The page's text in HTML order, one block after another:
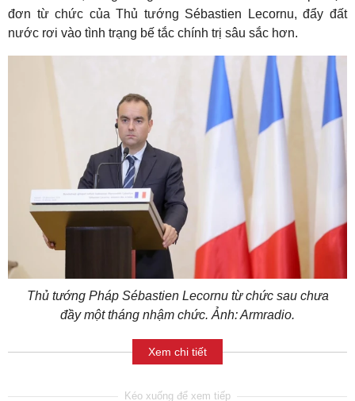
đơn từ chức của Thủ tướng Sébastien Lecornu, đẩy đất
nước rơi vào tình trạng bế tắc chính trị sâu sắc hơn.
Thủ tướng Pháp Sébastien Lecornu từ chức sau chưa
đầy một tháng nhậm chức. Ảnh: Armradio.
Xem chi tiết